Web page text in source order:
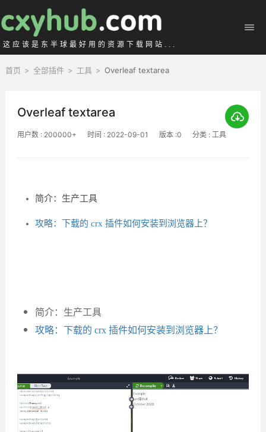
这应该是东半球最好用的资源下载网站...
首页 > 全部插件 > 工具 > Overleaf textarea
Overleaf textarea
用户数 : 200000+ 时间 : 2022-09-01 版本 :0 分类 : 工具
简介：生产工具
攻略：下载的 crx 插件如何安装到浏览器上？
简介：生产工具
攻略：下载的 crx 插件如何安装到浏览器上？